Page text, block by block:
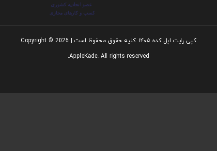
کپی رایت اپل کده ۱۴۰۵. کلیه حقوق محفوظ است | Copyright © 2026
AppleKade. All rights reserved.